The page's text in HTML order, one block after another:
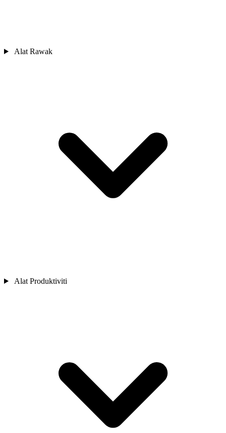
Alat Rawak
Alat Produktiviti